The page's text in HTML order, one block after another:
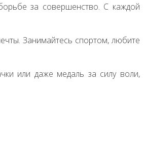
за совершенство. С каждой
Занимайтесь спортом, любите
или даже медаль за силу воли,